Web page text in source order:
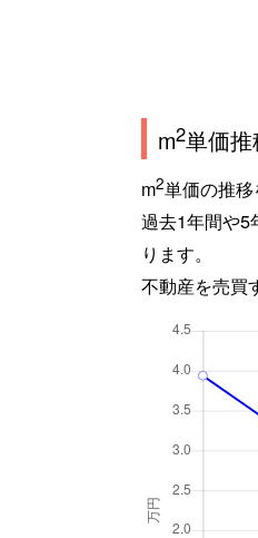
m2単価推
m2単価の推移
過去1年間や5
ります。
不動産を売買